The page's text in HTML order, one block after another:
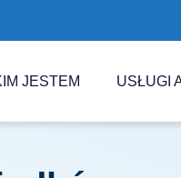
JESTEM USŁUGI